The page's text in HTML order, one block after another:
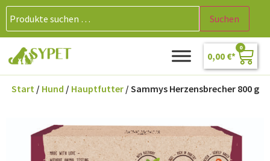
Suchen
0,00 €
0
Start/ Hund / Hauptfutter/ Sammys Herzensbrecher 800 g